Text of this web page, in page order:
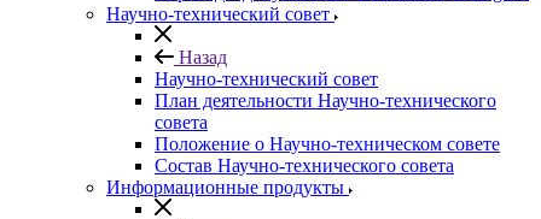
Научно-технический совет
Назад
Научно-технический совет
План деятельности Научно-технического
совета
Положение о Научно-техническом совете
Состав Научно-технического совета
Информационные продукты